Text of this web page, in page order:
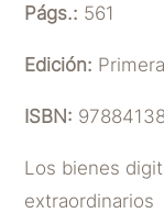
Págs.: 561
Edición: Primera
ISBN:
Los bienes
extraordinarios